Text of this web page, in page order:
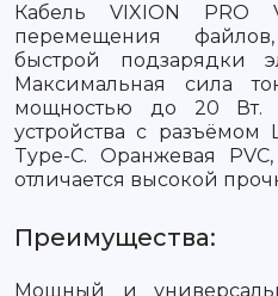
Кабель VIXION PRO
перемещения
быстрой подзарядки
Максимальная сила
мощностью до 20 Вт.
устройства с
Type-C. Оранжевая
отличается высокой
Преимущества:
Мощный и